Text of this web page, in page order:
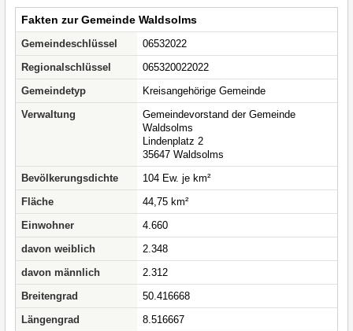
Fakten zur Gemeinde Waldsolms
Gemeindeschlüssel
06532022
Regionalschlüssel
065320022022
Gemeindetyp
Kreisangehörige Gemeinde
Verwaltung
Gemeindevorstand der Gemeinde
Waldsolms
Lindenplatz 2
35647 Waldsolms
Bevölkerungsdichte
104 Ew. je km²
Fläche
44,75 km²
Einwohner
4.660
davon weiblich
2.348
davon männlich
2.312
Breitengrad
50.416668
Längengrad
8.516667